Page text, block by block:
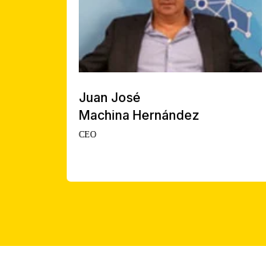
Juan José
Machina Hernández
CEO